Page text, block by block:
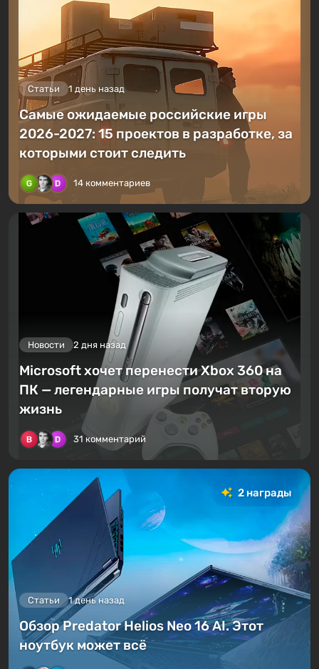
Статьи 1 день назад
Самые ожидаемые российские игры
2026-2027: 15 проектов в разработке, за
которыми стоит следить
14 комментариев
Новости 2 дня назад
Microsoft хочет перенести Xbox 360 на
ПК — легендарные игры получат вторую
жизнь
31 комментарий
2 награды
Статьи 1 день назад
Обзор Predator Helios Neo 16 AI. Этот
ноутбук может всё